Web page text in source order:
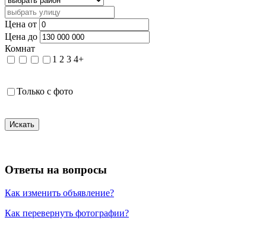
Цена от
Цена до
Комнат
1 2 3 4+
Только с фото
Искать
Ответы на вопросы
Как изменить объявление?
Как перевернуть фотографии?